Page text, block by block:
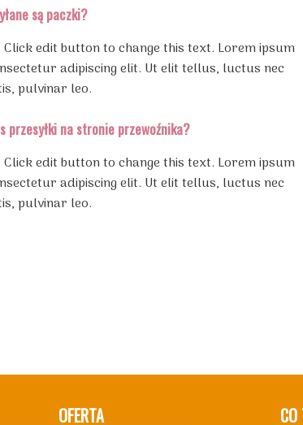
są paczki?
edit button to change this text. Lorem ipsum
adipiscing elit. Ut elit tellus, luctus nec
pulvinar leo.
przesyłki na stronie przewoźnika?
edit button to change this text. Lorem ipsum
adipiscing elit. Ut elit tellus, luctus nec
pulvinar leo.
OFERTA